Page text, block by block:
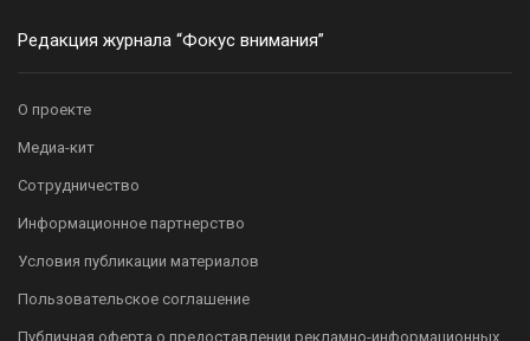
Редакция журнала “Фокус внимания”
О проекте
Медиа-кит
Сотрудничество
Информационное партнерство
Условия публикации материалов
Пользовательское соглашение
Публичная оферта о предоставлении рекламно-информационных